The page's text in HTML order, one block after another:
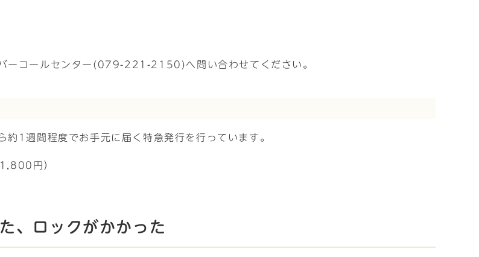
ーコールセンター(079-221-2150)へ問い合わせてください。
1週間程度でお手元に届く特急発行を行っています。
円）
、ロックがかかった